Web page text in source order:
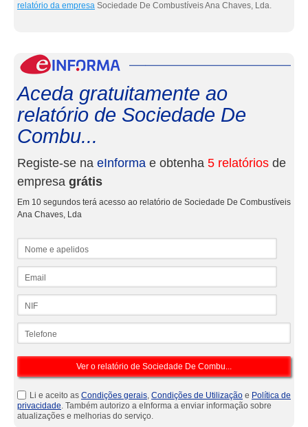
relatório da empresa Sociedade De Combustíveis Ana Chaves, Lda.
Aceda gratuitamente ao
relatório de Sociedade De
Combu...
Registe-se na eInforma e obtenha 5 relatórios de
empresa grátis
Em 10 segundos terá acesso ao relatório de Sociedade De Combustíveis
Ana Chaves, Lda
Li e aceito as Condições gerais, Condições de Utilização e Política de
privacidade. Também autorizo a eInforma a enviar informação sobre
atualizações e melhorias do serviço.